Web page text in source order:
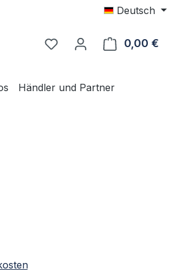
Deutsch
0,00 €
Händler und Partner